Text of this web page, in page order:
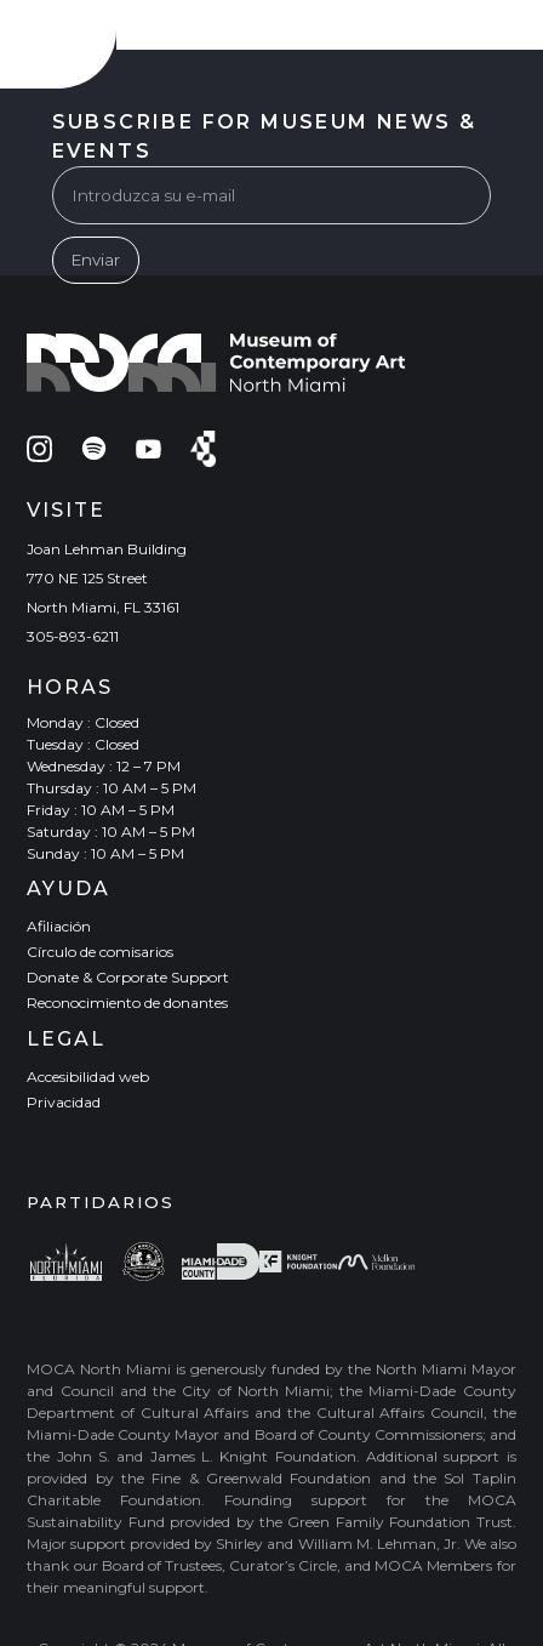
SUBSCRIBE FOR MUSEUM NEWS &
EVENTS
VISITE
Joan Lehman Building
770 NE 125 Street
North Miami, FL 33161
305-893-6211
HORAS
Monday : Closed
Tuesday : Closed
Wednesday : 12 – 7 PM
Thursday : 10 AM – 5 PM
Friday : 10 AM – 5 PM
Saturday : 10 AM – 5 PM
Sunday : 10 AM – 5 PM
AYUDA
Afiliación
Círculo de comisarios
Donate & Corporate Support
Reconocimiento de donantes
LEGAL
Accesibilidad web
Privacidad
PARTIDARIOS
MOCA North Miami is generously funded by the North Miami Mayor
and Council and the City of North Miami; the Miami-Dade County
Department of Cultural Affairs and the Cultural Affairs Council, the
Miami-Dade County Mayor and Board of County Commissioners; and
the John S. and James L. Knight Foundation. Additional support is
provided by the Fine & Greenwald Foundation and the Sol Taplin
Charitable Foundation. Founding support for the MOCA
Sustainability Fund provided by the Green Family Foundation Trust.
Major support provided by Shirley and William M. Lehman, Jr. We also
thank our Board of Trustees, Curator’s Circle, and MOCA Members for
their meaningful support.